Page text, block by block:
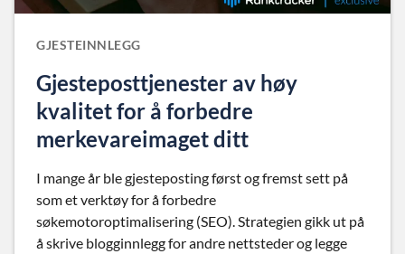
GJESTEINNLEGG
Gjesteposttjenester av høy
kvalitet for å forbedre
merkevareimaget ditt
I mange år ble gjesteposting først og fremst sett på
som et verktøy for å forbedre
søkemotoroptimalisering (SEO). Strategien gikk ut på
å skrive blogginnlegg for andre nettsteder og legge